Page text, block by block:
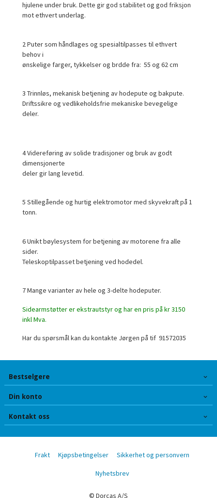
hjulene under bruk. Dette gir god stabilitet og god friksjon
mot ethvert underlag.
2 Puter som håndlages og spesialtilpasses til ethvert
behov i
ønskelige farger, tykkelser og brdde fra: 55 og 62 cm
3 Trinnløs, mekanisk betjening av hodepute og bakpute.
Driftssikre og vedlikeholdsfrie mekaniske bevegelige
deler.
4 Videreføring av solide tradisjoner og bruk av godt
dimensjonerte
deler gir lang levetid.
5 Stillegående og hurtig elektromotor med skyvekraft på 1
tonn.
6 Unikt bøylesystem for betjening av motorene fra alle
sider.
Teleskoptilpasset betjening ved hodedel.
7 Mange varianter av hele og 3-delte hodeputer.
Sidearmstøtter er ekstrautstyr og har en pris på kr 3150
inkl Mva.
Har du spørsmål kan du kontakte Jørgen på tif 91572035
Bestselgere
Din konto
Kontakt oss
Frakt Kjøpsbetingelser Sikkerhet og personvern
Nyhetsbrev
© Dorcas A/S